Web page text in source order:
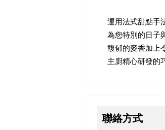
運用法式甜點手
為您特別的日子
馥郁的麥香加上
主廚精心研發的
聯絡方式